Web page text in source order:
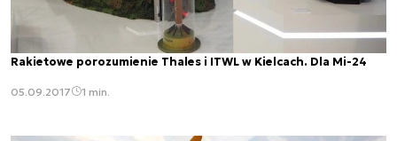
Rakietowe porozumienie Thales i ITWL w Kielcach. Dla Mi-24
05.09.2017 1 min.